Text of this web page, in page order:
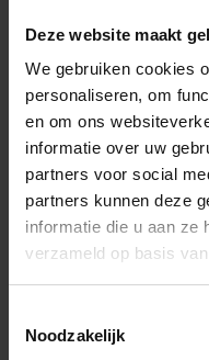
Deze website maakt
We gebruiken cookies
personaliseren, om
en om ons
informatie over uw
partners voor social
partners kunnen deze
informatie die u aan ze
verzameld op basis
Noodzakelijk
Artikelnummer merk:
€ 13,16 incl.
Prijs per 1 Stuk
-
Bestel nu!
Aantal